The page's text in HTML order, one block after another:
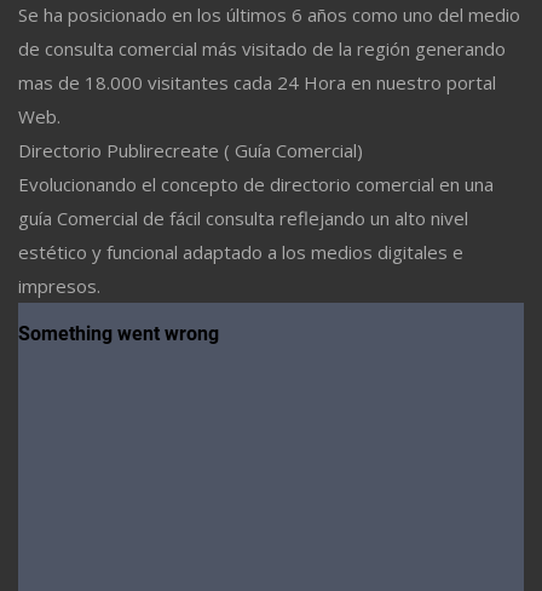
Se ha posicionado en los últimos 6 años como uno del medio
de consulta comercial más visitado de la región generando
mas de 18.000 visitantes cada 24 Hora en nuestro portal
Web.
Directorio Publirecreate ( Guía Comercial)
Evolucionando el concepto de directorio comercial en una
guía Comercial de fácil consulta reflejando un alto nivel
estético y funcional adaptado a los medios digitales e
impresos.